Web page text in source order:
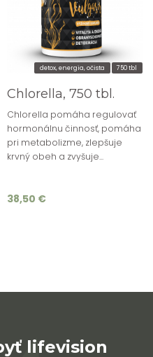
detox, energia, očista 750 tbl
Chlorella, 750 tbl.
Chlorella pomáha regulovať
hormonálnu činnosť, pomáha
pri metabolizme, zlepšuje
krvný obeh a zvyšuje...
38,50 €
lifevision